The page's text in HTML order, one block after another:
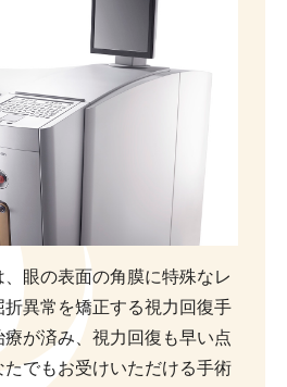
眼の表面の角膜に特殊なレ
異常を矯正する視力回復手
が済み、視力回復も早い点
でもお受けいただける手術